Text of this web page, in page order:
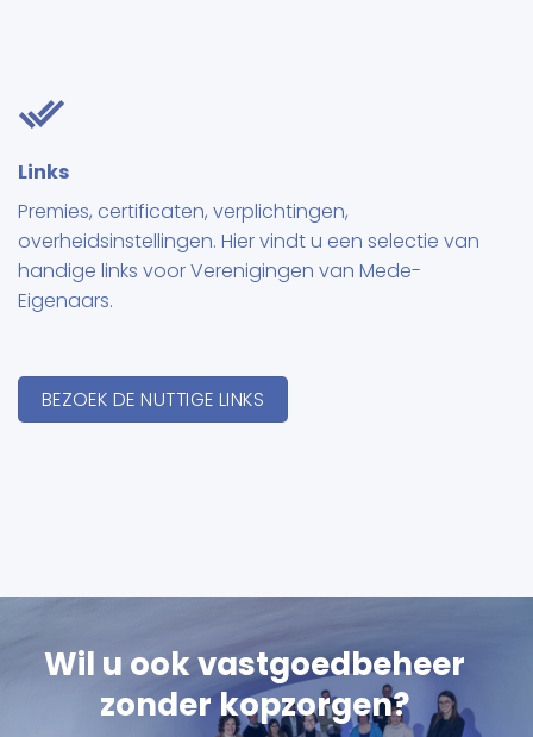
Links
Premies, certificaten, verplichtingen,
overheidsinstellingen. Hier vindt u een selectie van
handige links voor Verenigingen van Mede-
Eigenaars.
BEZOEK DE NUTTIGE LINKS
Wil u ook vastgoedbeheer
zonder kopzorgen?